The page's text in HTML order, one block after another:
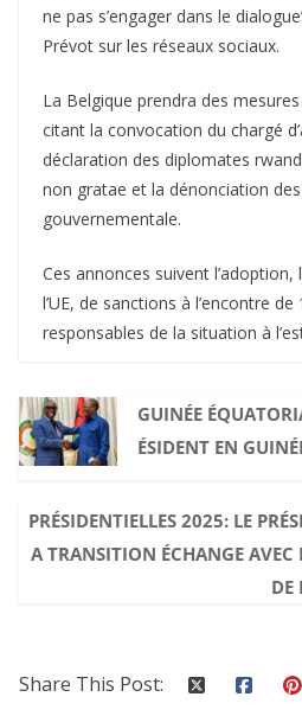
ne pas s’engager dans le
Prévot sur les réseaux sociaux.
La Belgique prendra des
citant la convocation du chargé
déclaration des diplomates
non gratae et la dénonciation
gouvernementale.
Ces annonces suivent l’adoption,
l’UE, de sanctions à l’encontre
responsables de la situation à
GUINÉE
ÉSIDENT EN
PRÉSIDENTIELLES 2025: LE
A TRANSITION ÉCHANGE AVEC
DE
Share This Post: